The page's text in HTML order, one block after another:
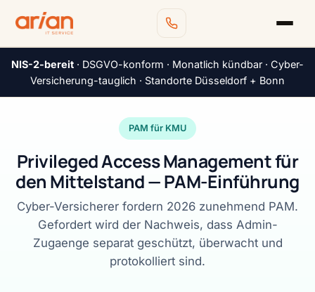
NIS-2-bereit · DSGVO-konform · Monatlich kündbar · Cyber-
Versicherung-tauglich · Standorte Düsseldorf + Bonn
PAM für KMU
Privileged Access Management für
den Mittelstand — PAM-Einführung
Cyber-Versicherer fordern 2026 zunehmend PAM.
Gefordert wird der Nachweis, dass Admin-
Zugaenge separat geschützt, überwacht und
protokolliert sind.